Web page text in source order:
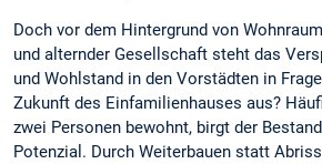
Doch vor dem Hintergrund von
und alternder Gesellschaft steht das
und Wohlstand in den Vorstädten in
Zukunft des Einfamilienhauses aus?
zwei Personen bewohnt, birgt der
Potenzial. Durch Weiterbauen statt